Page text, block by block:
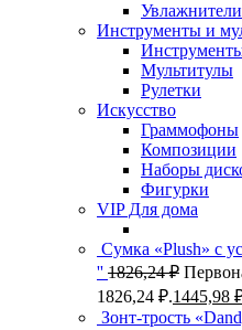
Увлажнители
Инструменты и
Мультитулы
Рулетки
Искусство
Граммофоны
Композиции
Наборы
Фигурки
VIP Для дома
Сумка «Plush» c
'' 1826,24₽
1826,24 ₽.1445,98
Зонт-трость